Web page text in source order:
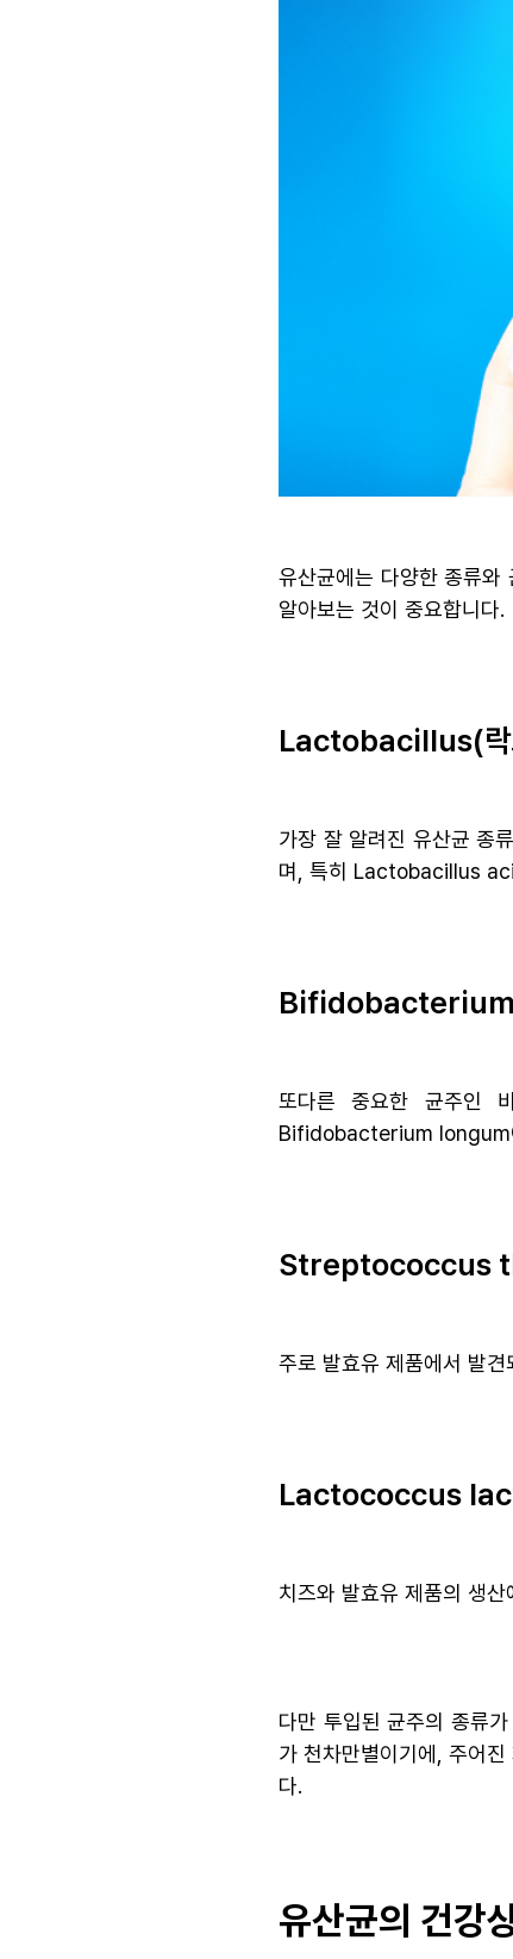
유산균에는 다양한 종류와
알아보는 것이 중요합니다.
Lactobacillus(락
가장 잘 알려진 유산균 종
며, 특히 Lactobacillus
Bifidobacterium(
또다른 중요한 균주인
Bifidobacterium longum
Streptococcus
주로 발효유 제품에서 발
Lactococcus
치즈와 발효유 제품의 생
다만 투입된 균주의 종류
가 천차만별이기에, 주어
다.
유산균의 건강